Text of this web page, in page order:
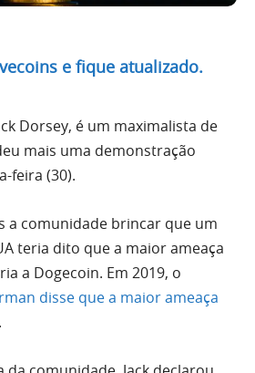
e fique atualizado.
Dorsey, é um maximalista de
mais uma demonstração
feira (30).
a comunidade brincar que um
teria dito que a maior ameaça
a Dogecoin. Em 2019, o
disse que a maior ameaça
.